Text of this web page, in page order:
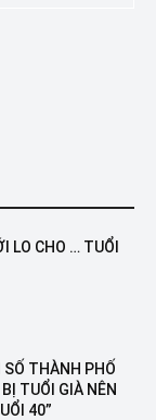
LO CHO … TUỔI
SỐ THÀNH PHỐ
TUỔI GIÀ NÊN
40”